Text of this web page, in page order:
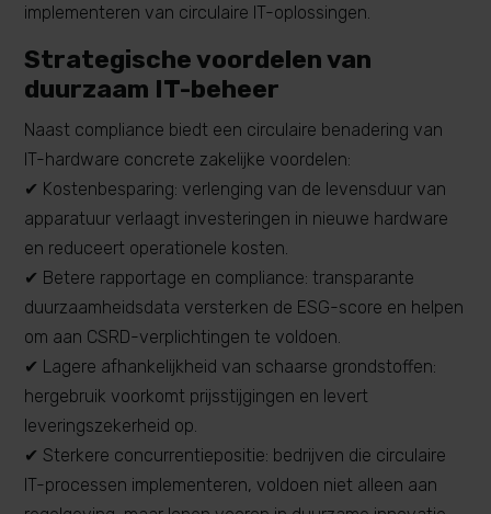
implementeren van circulaire IT-oplossingen.
Strategische voordelen van
duurzaam IT-beheer
Naast compliance biedt een circulaire benadering van
IT-hardware concrete zakelijke voordelen:
✔ Kostenbesparing: verlenging van de levensduur van
apparatuur verlaagt investeringen in nieuwe hardware
en reduceert operationele kosten.
✔ Betere rapportage en compliance: transparante
duurzaamheidsdata versterken de ESG-score en helpen
om aan CSRD-verplichtingen te voldoen.
✔ Lagere afhankelijkheid van schaarse grondstoffen:
hergebruik voorkomt prijsstijgingen en levert
leveringszekerheid op.
✔ Sterkere concurrentiepositie: bedrijven die circulaire
IT-processen implementeren, voldoen niet alleen aan